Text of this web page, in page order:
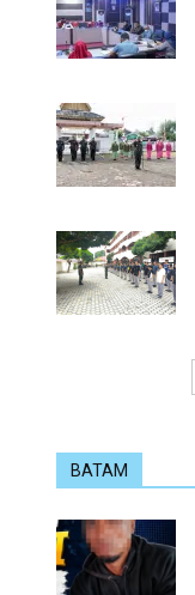
BATAM